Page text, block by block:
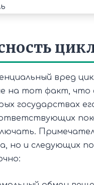
вред
на тот факт, что
государствах
но и следующих